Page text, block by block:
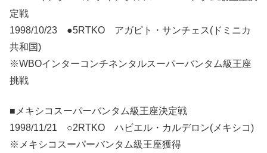
定戦
1998/10/23 ●5RTKO アガピト・サンチェス(ドミニカ
共和国)
※WBOインターコンチネンタルスーパーバンタム級王座
挑戦
■メキシコスーパーバンタム級王座決定戦
1998/11/21 ○2RTKO ハビエル・カルデロン(メキシコ)
※メキシコスーパーバンタム級王座獲得